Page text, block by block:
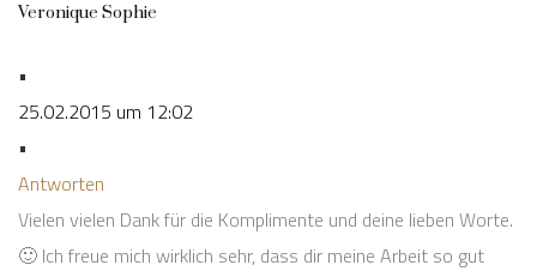
Veronique Sophie
•
25.02.2015 um 12:02
•
Antworten
Vielen vielen Dank für die Komplimente und deine lieben Worte.
🙂 Ich freue mich wirklich sehr, dass dir meine Arbeit so gut